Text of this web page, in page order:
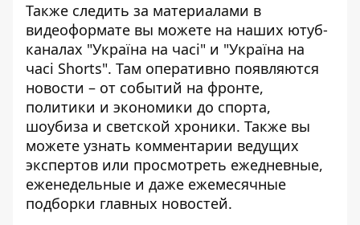
Также следить за материалами в
видеоформате вы можете на наших ютуб-
каналах "Україна на часі" и "Україна на
часі Shorts". Там оперативно появляются
новости – от событий на фронте,
политики и экономики до спорта,
шоубиза и светской хроники. Также вы
можете узнать комментарии ведущих
экспертов или просмотреть ежедневные,
еженедельные и даже ежемесячные
подборки главных новостей.